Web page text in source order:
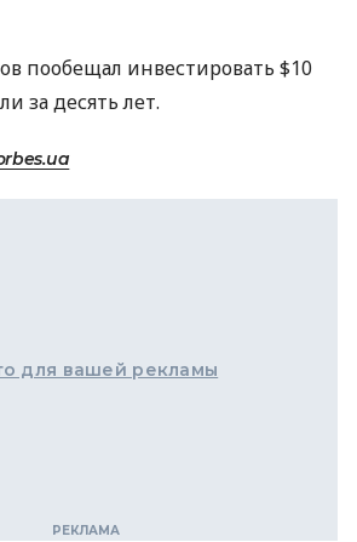
пообещал инвестировать $10
за десять лет.
для вашей рекламы